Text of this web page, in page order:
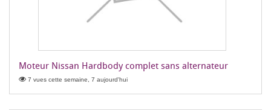
Moteur Nissan Hardbody complet sans alternateur
7 vues cette semaine, 7 aujourd'hui